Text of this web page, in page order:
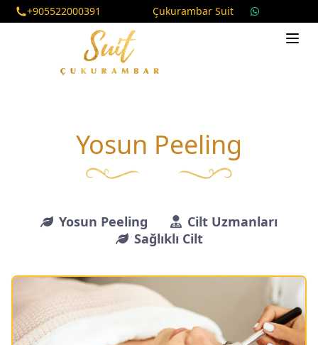
+905522000391 Çukurambar Suit
Yosun Peeling
Yosun Peeling
Cilt Uzmanları
Sağlıklı Cilt